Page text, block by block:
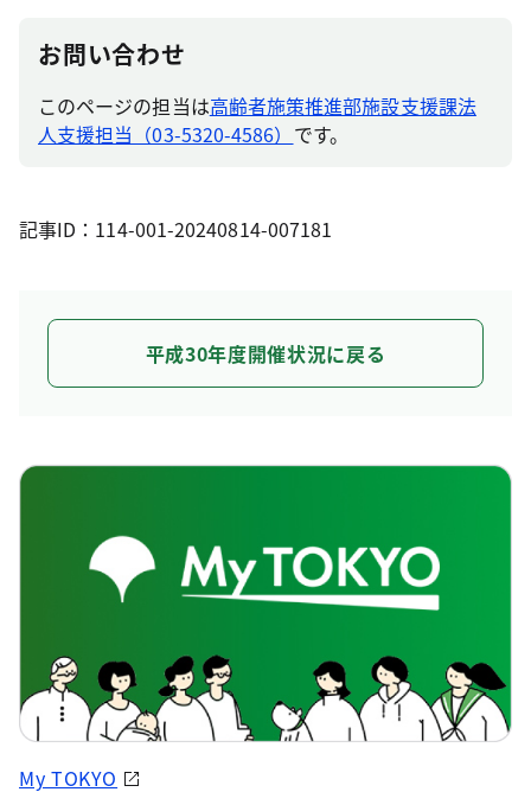
お問い合わせ
このページの担当は高齢者施策推進部施設支援課法
人支援担当（03-5320-4586） です。
記事ID：114-001-20240814-007181
平成30年度開催状況に戻る
My TOKYO